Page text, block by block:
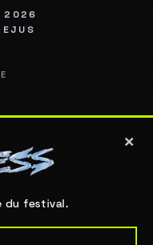
2026
×
du festival.